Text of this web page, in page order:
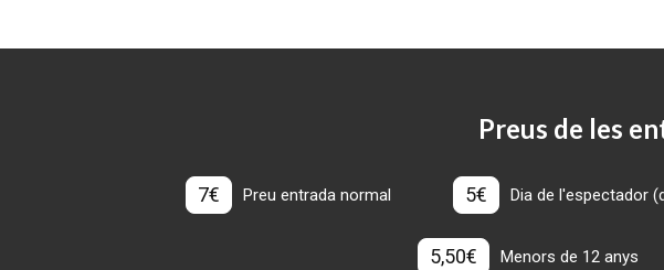
Preus de les
7€ Preu entrada normal 5€ Dia de l'espectador
5,50€ Menors de 12 anys